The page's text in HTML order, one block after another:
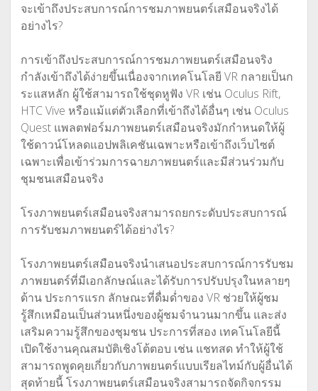
จะเข้าถึงประสบการณ์การชมภาพยนตร์เสมือนจริงได้
อย่างไร?
การเข้าถึงประสบการณ์การชมภาพยนตร์เสมือนจริง
กำลังเข้าถึงได้ง่ายขึ้นเนื่องจากเทคโนโลยี VR กลายเป็นก
ระแสหลัก ผู้ใช้สามารถใช้ชุดหูฟัง VR เช่น Oculus Rift,
HTC Vive หรือแม้แต่ตัวเลือกที่เข้าถึงได้อื่นๆ เช่น Oculus
Quest แพลตฟอร์มภาพยนตร์เสมือนจริงมักกำหนดให้ผู้
ใช้ดาวน์โหลดแอปพลิเคชันเฉพาะหรือเข้าถึงเว็บไซต์
เฉพาะเพื่อเข้าร่วมการฉายภาพยนตร์และมีส่วนร่วมกับ
ชุมชนเสมือนจริง
โรงภาพยนตร์เสมือนจริงสามารถยกระดับประสบการณ์
การรับชมภาพยนตร์ได้อย่างไร?
โรงภาพยนตร์เสมือนจริงนำเสนอประสบการณ์การรับชม
ภาพยนตร์ที่มีเอกลักษณ์และได้รับการปรับปรุงในหลายๆ
ด้าน ประการแรก ลักษณะที่ดื่มด่ำของ VR ช่วยให้ผู้ชม
รู้สึกเหมือนเป็นส่วนหนึ่งของผู้ชมจำนวนมากขึ้น และส่ง
เสริมความรู้สึกของชุมชน ประการที่สอง เทคโนโลยีนี้
เปิดใช้งานคุณสมบัติเชิงโต้ตอบ เช่น แชทสด ทำให้ผู้ใช้
สามารถพูดคุยเกี่ยวกับภาพยนตร์แบบเรียลไทม์กับผู้อื่นได้
สุดท้ายนี้ โรงภาพยนตร์เสมือนจริงสามารถจัดกิจกรรม